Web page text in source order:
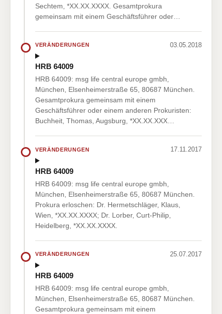
Sechtem, *XX.XX.XXXX. Gesamtprokura
gemeinsam mit einem Geschäftsführer oder…
VERÄNDERUNGEN 03.05.2018
HRB 64009
HRB 64009: msg life central europe gmbh,
München, Elsenheimerstraße 65, 80687 München.
Gesamtprokura gemeinsam mit einem
Geschäftsführer oder einem anderen Prokuristen:
Buchheit, Thomas, Augsburg, *XX.XX.XXX…
VERÄNDERUNGEN 17.11.2017
HRB 64009
HRB 64009: msg life central europe gmbh,
München, Elsenheimerstraße 65, 80687 München.
Prokura erloschen: Dr. Hermetschläger, Klaus,
Wien, *XX.XX.XXXX; Dr. Lorber, Curt-Philip,
Heidelberg, *XX.XX.XXXX.
VERÄNDERUNGEN 25.07.2017
HRB 64009
HRB 64009: msg life central europe gmbh,
München, Elsenheimerstraße 65, 80687 München.
Gesamtprokura gemeinsam mit einem